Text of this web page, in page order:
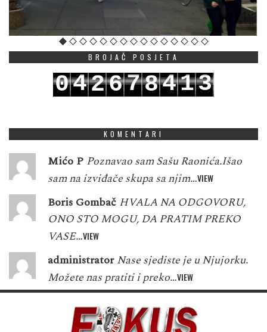
BROJAČ POSJETA
042678413
KOMENTARI
Mićo P Poznavao sam Sašu Raonića.Išao
sam na izviđače skupa sa njim…VIEW
Boris Gombač HVALA NA ODGOVORU,
ONO STO MOGU, DA PRATIM PREKO
VASE…VIEW
administrator Nase sjediste je u Njujorku.
Možete nas pratiti i preko…VIEW